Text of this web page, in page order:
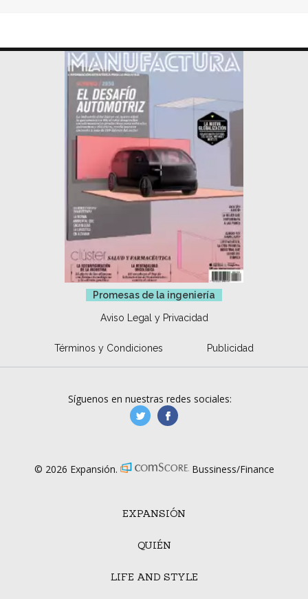
Promesas de la ingeniería
Aviso Legal y Privacidad
Términos y Condiciones Publicidad
EXPANSIÓN
QUIÉN
LIFE AND STYLE
Síguenos en nuestras redes sociales:
manufacturaGE
© 2026 Expansión. Bussiness/Finance